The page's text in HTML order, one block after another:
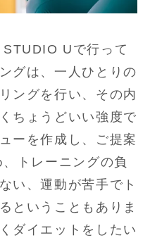
Uで行って
グは、一人ひとりの
ングを行い、その内
ちょうどいい強度で
ーを作成し、ご提案
トレーニングの負
い、運動が苦手でト
ということもありま
ダイエットをしたい